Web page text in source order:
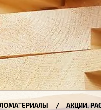
АКЦИИ,